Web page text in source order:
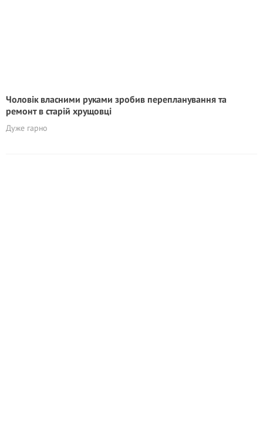
Чоловік власними руками зробив перепланування та
ремонт в старій хрущовці
Дуже гарно